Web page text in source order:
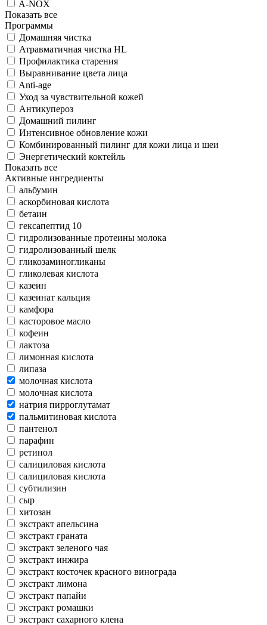
A-NOX
Показать все
Программы
Домашняя чистка
Атравматичная чистка HL
Профилактика старения
Выравнивание цвета лица
Anti-age
Уход за чувствительной кожей
Антикупероз
Домашний пилинг
Интенсивное обновление кожи
Комбинированный пилинг для кожи лица и шеи
Энергетический коктейль
Показать все
Активные ингредиенты
альбумин
аскорбиновая кислота
бетаин
гексапептид 10
гидролизованные протеины молока
гидролизованный шелк
гликозаминогликаны
гликолевая кислота
казеин
казеинат кальция
камфора
касторовое масло
кофеин
лактоза
лимонная кислота
липаза
молочная кислота
молочная кислота
натрия пирроглутамат
пальмитиновая кислота
пантенол
парафин
ретинол
салициловая кислота
салициловая кислота
субтилизин
сыр
хитозан
экстракт апельсина
экстракт граната
экстракт зеленого чая
экстракт инжира
экстракт косточек красного винограда
экстракт лимона
экстракт папайи
экстракт ромашки
экстракт сахарного клена